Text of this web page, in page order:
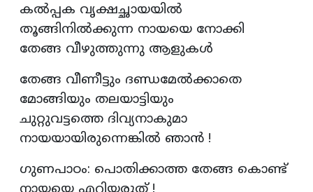
കല്‍പ്പക വൃക്ഷച്ഛായയില്‍
തൂങ്ങിനില്‍ക്കുന്ന നായയെ നോക്കി
തേങ്ങ വീഴുത്തുന്നു ആളുകള്‍
തേങ്ങ വീണീട്ടും ദണ്ഡമേല്‍ക്കാതെ
മോങ്ങിയും തലയാട്ടിയും
ചുറ്റുവട്ടത്തെ ദിവ്യനാകുമാ
നായയായിരുന്നെങ്കില്‍ ഞാന്‍ !
ഗുണപാഠം: പൊതിക്കാത്ത തേങ്ങ കൊണ്ട്